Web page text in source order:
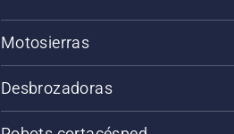
Motosierras
Desbrozadoras